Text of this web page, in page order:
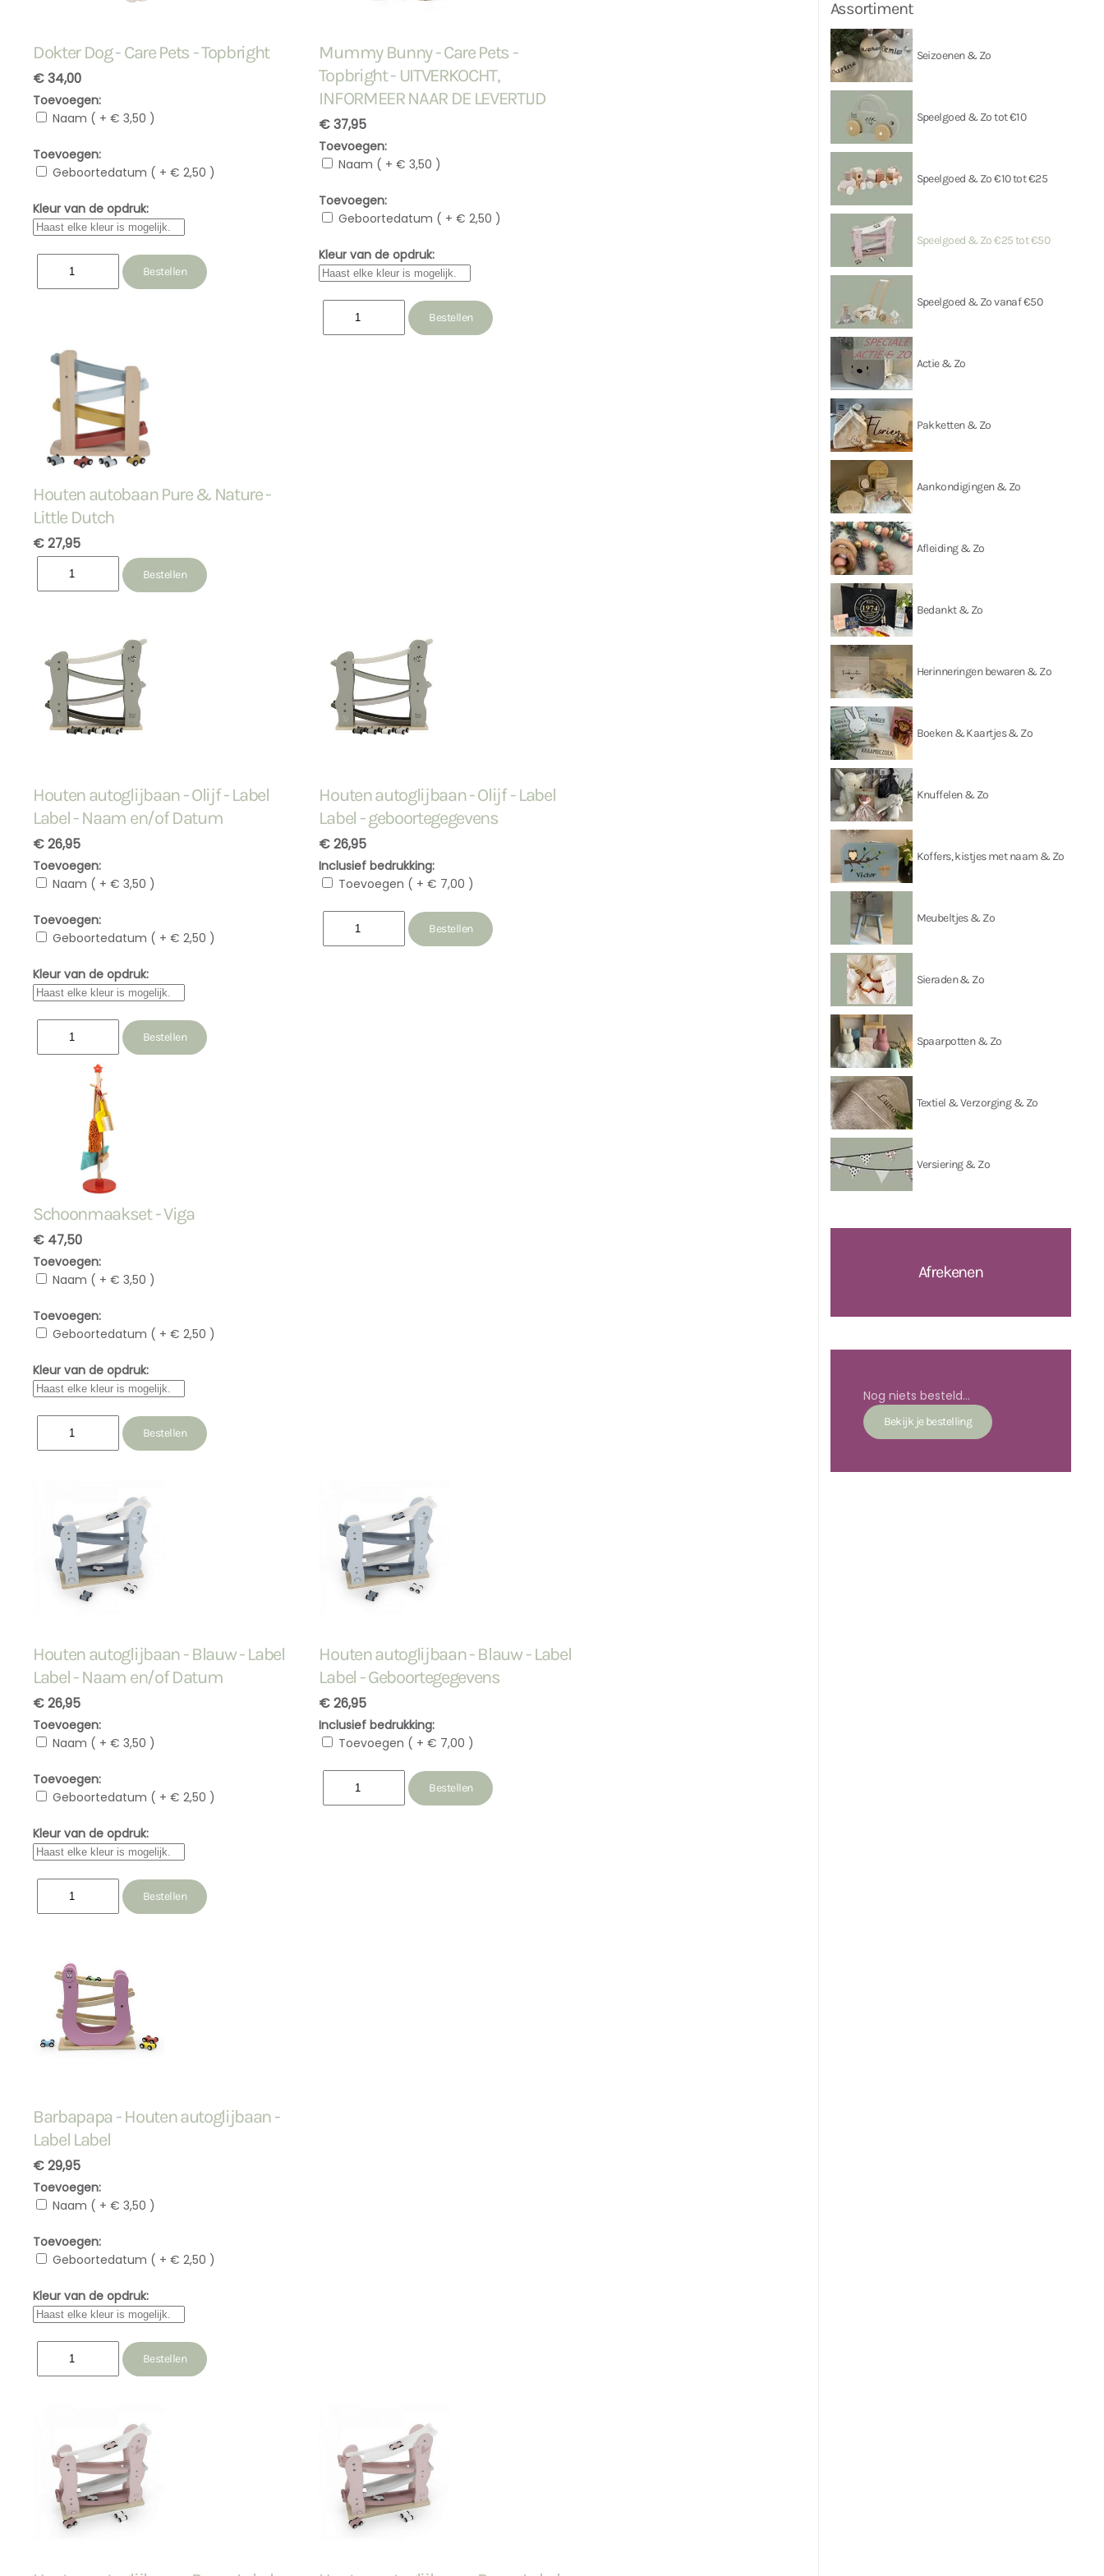
Dokter Dog - Care Pets - Topbright
€ 34,00
Toevoegen:
Naam ( + € 3,50 )
Toevoegen:
Geboortedatum ( + € 2,50 )
Kleur van de opdruk:
Mummy Bunny - Care Pets -
Topbright - UITVERKOCHT,
INFORMEER NAAR DE LEVERTIJD
€ 37,95
Toevoegen:
Naam ( + € 3,50 )
Toevoegen:
Geboortedatum ( + € 2,50 )
Kleur van de opdruk:
Houten autobaan Pure & Nature -
Little Dutch
€ 27,95
Houten autoglijbaan - Olijf - Label
Label - Naam en/of Datum
€ 26,95
Toevoegen:
Naam ( + € 3,50 )
Toevoegen:
Geboortedatum ( + € 2,50 )
Kleur van de opdruk:
Houten autoglijbaan - Olijf - Label
Label - geboortegegevens
€ 26,95
Inclusief bedrukking:
Toevoegen ( + € 7,00 )
Schoonmaakset - Viga
€ 47,50
Toevoegen:
Naam ( + € 3,50 )
Toevoegen:
Geboortedatum ( + € 2,50 )
Kleur van de opdruk:
Houten autoglijbaan - Blauw - Label
Label - Naam en/of Datum
€ 26,95
Toevoegen:
Naam ( + € 3,50 )
Toevoegen:
Geboortedatum ( + € 2,50 )
Kleur van de opdruk:
Houten autoglijbaan - Blauw - Label
Label - Geboortegegevens
€ 26,95
Inclusief bedrukking:
Toevoegen ( + € 7,00 )
Barbapapa - Houten autoglijbaan -
Label Label
€ 29,95
Toevoegen:
Naam ( + € 3,50 )
Toevoegen:
Geboortedatum ( + € 2,50 )
Kleur van de opdruk:
Assortiment
Seizoenen & Zo
Speelgoed & Zo tot €10
Speelgoed & Zo €10 tot €25
Speelgoed & Zo €25 tot €50
Speelgoed & Zo vanaf €50
Actie & Zo
Pakketten & Zo
Aankondigingen & Zo
Afleiding & Zo
Bedankt & Zo
Herinneringen bewaren & Zo
Boeken & Kaartjes & Zo
Knuffelen & Zo
Koffers, kistjes met naam & Zo
Meubeltjes & Zo
Sieraden & Zo
Spaarpotten & Zo
Textiel & Verzorging & Zo
Versiering & Zo
Afrekenen
Nog niets besteld...